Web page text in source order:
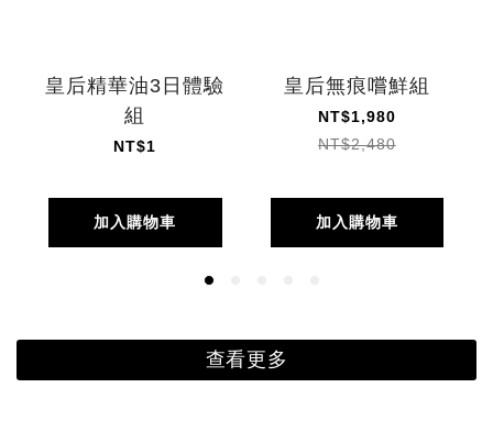
皇后精華油3日體驗
組
NT$1
加入購物車
皇后無痕嚐鮮組
NT$1,980
NT$2,480
加入購物車
查看更多